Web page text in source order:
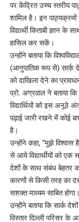
पर केंद्रित उच्च स्तरीय
शामिल है। इन
विद्यार्थी किताबी ज्ञान के
हासिल कर सकें‌।
उन्होंने बताया कि
(आनुपातिक रूप से) सार्क
को दाखिला देने का
प्रो. अग्रवाल ने बताया
विद्यार्थियों को इस अनूठे
पढ़ाई जारी रखने में कोई
है।
उन्होंने कहा, “मुझे
से आये विद्यार्थीयों को
देशों के साथ संबंध बेहतर
कारणों से किसी तरह का
सशक्त माध्यम साबित
उन्होंने बताया कि सार्क
विस्तार दिल्ली परिसर के